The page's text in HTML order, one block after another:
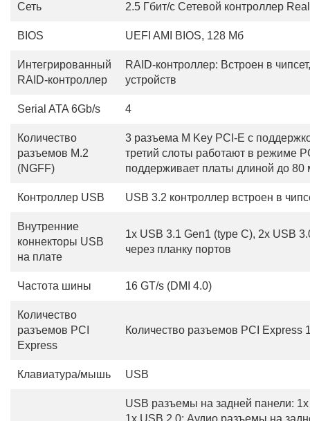
Сеть 2.5 Гбит/с Сетевой контроллер
BIOS UEFI AMI BIOS, 128 Мб
Интегрированный
RAID-контроллер
RAID-контроллер: Встроен в
устройств
Serial ATA 6Gb/s 4
Количество
разъемов M.2
(NGFF)
3 разъема M Key PCI-E с
третий слоты работают в режиме
поддерживает платы длиной до 80
Контроллер USB USB 3.2 контроллер встроен в
Внутренние
коннекторы USB
на плате
1x USB 3.1 Gen1 (type С), 2x USB
через планку портов
Частота шины 16 GT/s (DMI 4.0)
Количество
разъемов PCI
Express
Количество разъемов PCI Express
Клавиатура/мышь USB
USB разъемы на задней панели:
1x USB 2.0; Аудио разъемы на